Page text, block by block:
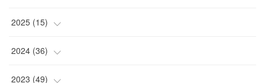
(4)
(2)
(1)
2025 (15)
(4)
(2)
2024 (36)
(2)
2023 (49)